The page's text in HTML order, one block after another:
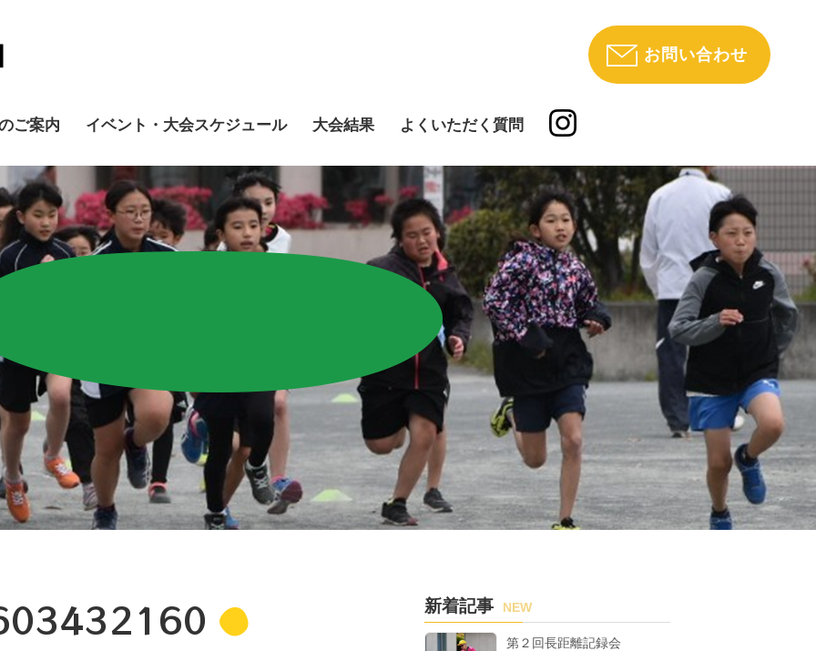
お問い合わせ
ご案内 イベント・大会スケジュール 大会結果 よくいただく質問
新着記事 NEW
第２回長距離記録会